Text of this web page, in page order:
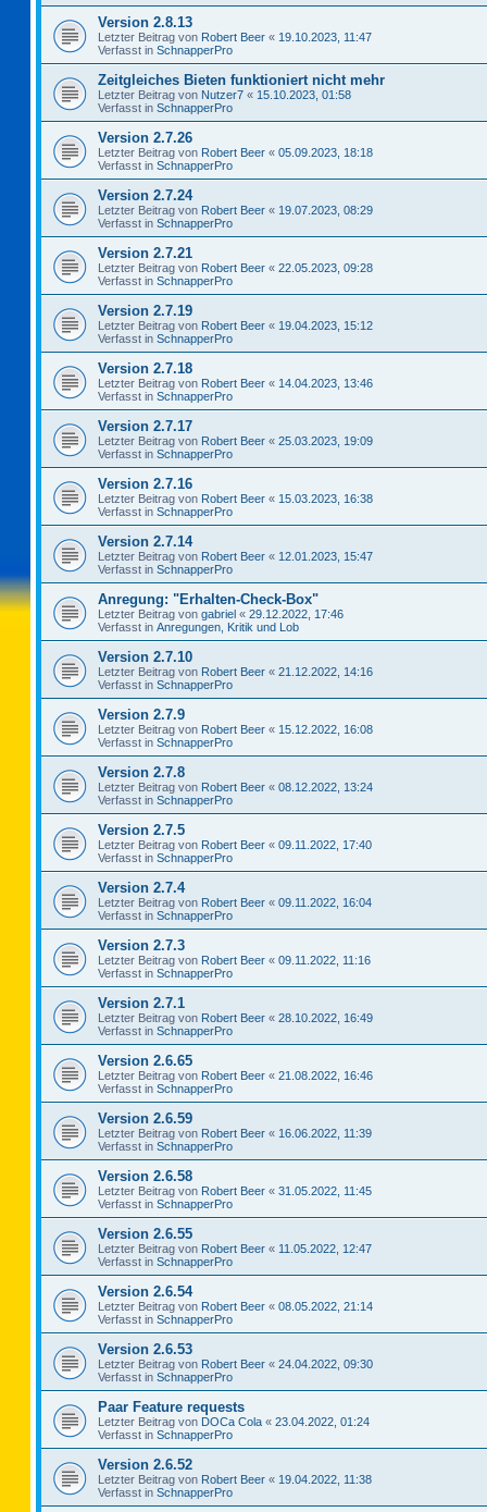
Version 2.8.13
Letzter Beitrag von Robert Beer « 19.10.2023, 11:47
Verfasst in SchnapperPro
Zeitgleiches Bieten funktioniert nicht mehr
Letzter Beitrag von Nutzer7 « 15.10.2023, 01:58
Verfasst in SchnapperPro
Version 2.7.26
Letzter Beitrag von Robert Beer « 05.09.2023, 18:18
Verfasst in SchnapperPro
Version 2.7.24
Letzter Beitrag von Robert Beer « 19.07.2023, 08:29
Verfasst in SchnapperPro
Version 2.7.21
Letzter Beitrag von Robert Beer « 22.05.2023, 09:28
Verfasst in SchnapperPro
Version 2.7.19
Letzter Beitrag von Robert Beer « 19.04.2023, 15:12
Verfasst in SchnapperPro
Version 2.7.18
Letzter Beitrag von Robert Beer « 14.04.2023, 13:46
Verfasst in SchnapperPro
Version 2.7.17
Letzter Beitrag von Robert Beer « 25.03.2023, 19:09
Verfasst in SchnapperPro
Version 2.7.16
Letzter Beitrag von Robert Beer « 15.03.2023, 16:38
Verfasst in SchnapperPro
Version 2.7.14
Letzter Beitrag von Robert Beer « 12.01.2023, 15:47
Verfasst in SchnapperPro
Anregung: "Erhalten-Check-Box"
Letzter Beitrag von gabriel « 29.12.2022, 17:46
Verfasst in Anregungen, Kritik und Lob
Version 2.7.10
Letzter Beitrag von Robert Beer « 21.12.2022, 14:16
Verfasst in SchnapperPro
Version 2.7.9
Letzter Beitrag von Robert Beer « 15.12.2022, 16:08
Verfasst in SchnapperPro
Version 2.7.8
Letzter Beitrag von Robert Beer « 08.12.2022, 13:24
Verfasst in SchnapperPro
Version 2.7.5
Letzter Beitrag von Robert Beer « 09.11.2022, 17:40
Verfasst in SchnapperPro
Version 2.7.4
Letzter Beitrag von Robert Beer « 09.11.2022, 16:04
Verfasst in SchnapperPro
Version 2.7.3
Letzter Beitrag von Robert Beer « 09.11.2022, 11:16
Verfasst in SchnapperPro
Version 2.7.1
Letzter Beitrag von Robert Beer « 28.10.2022, 16:49
Verfasst in SchnapperPro
Version 2.6.65
Letzter Beitrag von Robert Beer « 21.08.2022, 16:46
Verfasst in SchnapperPro
Version 2.6.59
Letzter Beitrag von Robert Beer « 16.06.2022, 11:39
Verfasst in SchnapperPro
Version 2.6.58
Letzter Beitrag von Robert Beer « 31.05.2022, 11:45
Verfasst in SchnapperPro
Version 2.6.55
Letzter Beitrag von Robert Beer « 11.05.2022, 12:47
Verfasst in SchnapperPro
Version 2.6.54
Letzter Beitrag von Robert Beer « 08.05.2022, 21:14
Verfasst in SchnapperPro
Version 2.6.53
Letzter Beitrag von Robert Beer « 24.04.2022, 09:30
Verfasst in SchnapperPro
Paar Feature requests
Letzter Beitrag von DOCa Cola « 23.04.2022, 01:24
Verfasst in SchnapperPro
Version 2.6.52
Letzter Beitrag von Robert Beer « 19.04.2022, 11:38
Verfasst in SchnapperPro